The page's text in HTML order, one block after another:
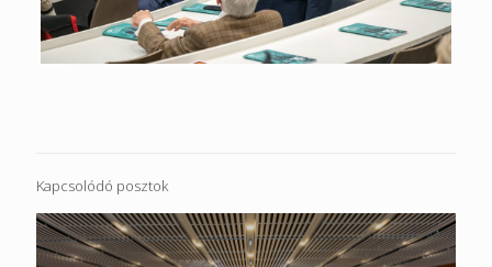
Kapcsolódó posztok